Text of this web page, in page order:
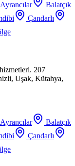
Ayrancılar
Balatçık
Çandarlı
207
Uşak, Kütahya,
Ayrancılar
Balatçık
Çandarlı